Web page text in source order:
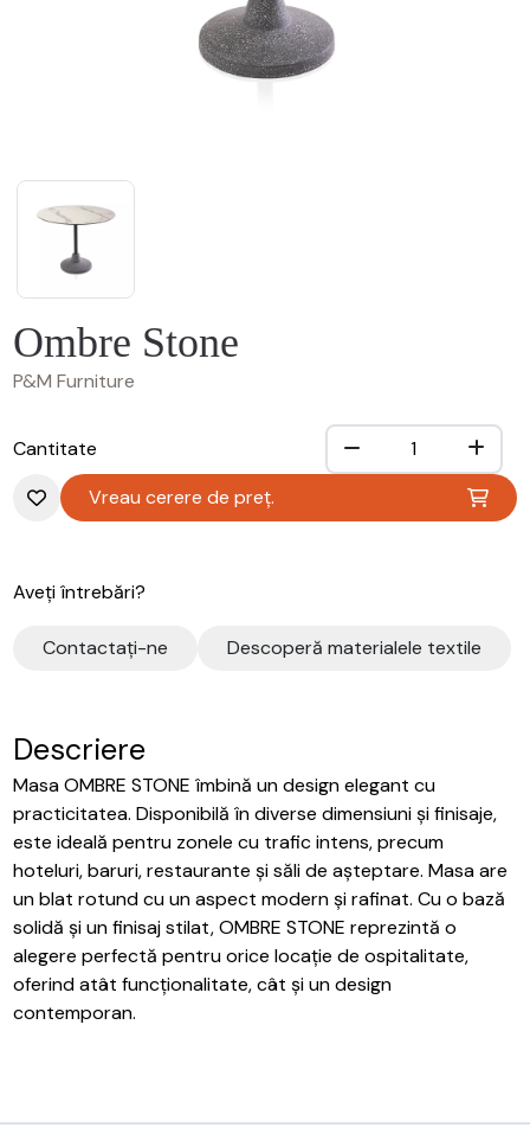
Ombre Stone
P&M Furniture
Cantitate
Vreau cerere de preț.
Aveți întrebări?
Contactaţi-ne Descoperă materialele textile
Descriere
Masa OMBRE STONE îmbină un design elegant cu
practicitatea. Disponibilă în diverse dimensiuni și finisaje,
este ideală pentru zonele cu trafic intens, precum
hoteluri, baruri, restaurante și săli de așteptare. Masa are
un blat rotund cu un aspect modern și rafinat. Cu o bază
solidă și un finisaj stilat, OMBRE STONE reprezintă o
alegere perfectă pentru orice locație de ospitalitate,
oferind atât funcționalitate, cât și un design
contemporan.